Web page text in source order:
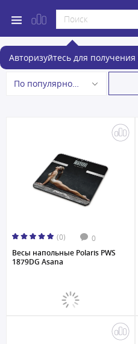
Авторизуйтесь для
Весы
По популярности
(0) 0
Весы напольные Polaris PWS
1879DG Asana